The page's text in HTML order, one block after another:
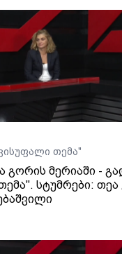
თემა"
გორის მერიაში -
სტუმრები: თეა